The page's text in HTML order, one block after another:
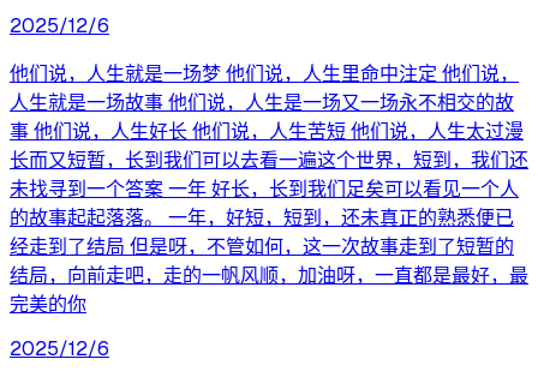
2025/12/6
他们说，人生就是一场梦 他们说，人生里命中注定 他们说，
人生就是一场故事 他们说，人生是一场又一场永不相交的故
事 他们说，人生好长 他们说，人生苦短 他们说，人生太过漫
长而又短暂，长到我们可以去看一遍这个世界，短到，我们还
未找寻到一个答案 一年 好长，长到我们足矣可以看见一个人
的故事起起落落。 一年，好短，短到，还未真正的熟悉便已
经走到了结局 但是呀，不管如何，这一次故事走到了短暂的
结局，向前走吧，走的一帆风顺，加油呀，一直都是最好，最
完美的你
2025/12/6